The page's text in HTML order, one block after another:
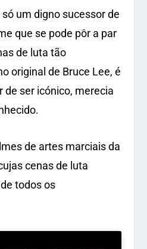
só um digno sucessor de
que se pode pôr a par
de luta tão
original de Bruce Lee, é
de ser icónico, merecia
de artes marciais da
cenas de luta
todos os